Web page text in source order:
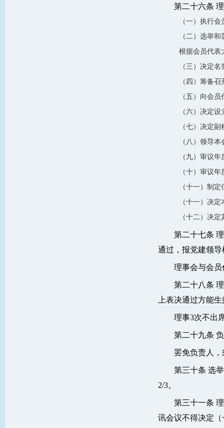
第二十六条
（一）执行
（二）选举
根据会员代表
（三）决定
（四）筹备
（五）向会
（六）决定
（七）决定
（八）领导
（九）审议
（十）审议
（十一）制
（十一）决
（十二）决
第二十七条
通过，报党建领
理事会与会
第二十八条
上表决通过方能
理事3次不出
第二十九条
罢免负责人，
第三十条 选
2/3。
第三十一条
讯会议不得决定